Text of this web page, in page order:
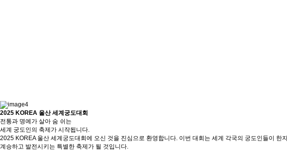
2025 KOREA 울산 세계궁도대회
전통과 명예가 살아 숨 쉬는
세계 궁도인의 축제가 시작됩니다.
2025 KOREA 울산 세계궁도대회에 오신 것을 진심으로 환영합니다. 이번 대회는 세계 각국의 궁도인들이
계승하고 발전시키는 특별한 축제가 될 것입니다.